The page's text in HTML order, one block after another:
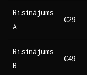
Risinājums
​A
€29
Risinājums⁣
B
€49